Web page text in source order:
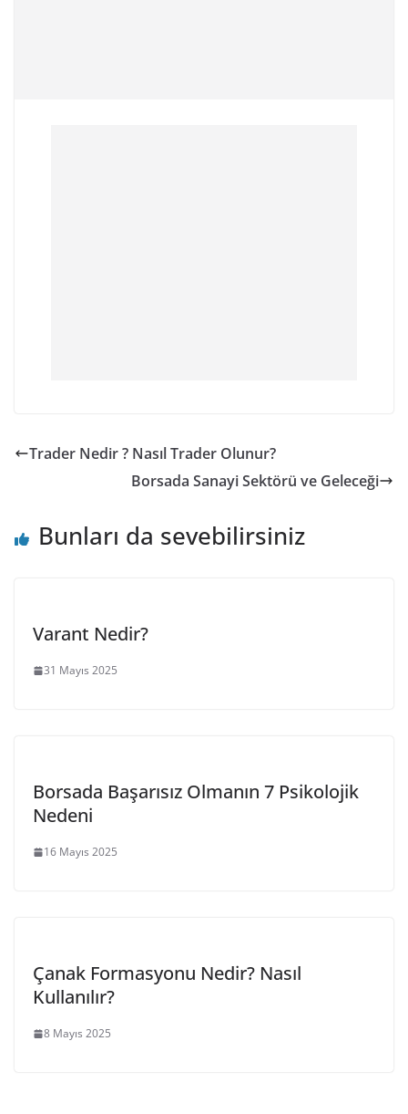
Trader Nedir ? Nasıl Trader Olunur?
Borsada Sanayi Sektörü ve Geleceği
Bunları da sevebilirsiniz
Varant Nedir?
31 Mayıs 2025
Borsada Başarısız Olmanın 7 Psikolojik
Nedeni
16 Mayıs 2025
Çanak Formasyonu Nedir? Nasıl
Kullanılır?
8 Mayıs 2025